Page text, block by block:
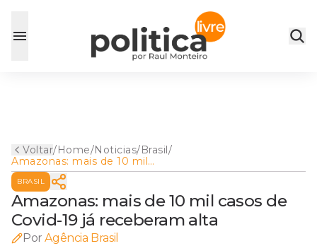
Voltar/Home/Noticias/Brasil/
Amazonas: mais de 10 mil
casos de Covid-19 já
receberam alta
BRASIL
Amazonas: mais de 10 mil casos de
Covid-19 já receberam alta
Por Agência Brasil